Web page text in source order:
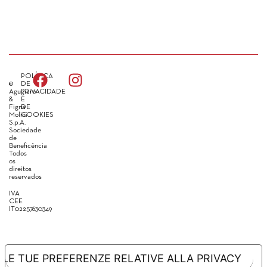
©
Agugiaro
&
Figna
Molini
S.p.A.
Sociedade
de
Beneficência
Todos
os
direitos
reservados
IVA
CEE
IT02257630349
POLÍTICA
DE
PRIVACIDADE
E
DE
COOKIES
LE TUE PREFERENZE RELATIVE ALLA PRIVACY